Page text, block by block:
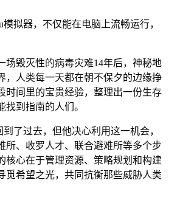
拟器，不仅能在电脑上流畅运行，
场毁灭性的病毒灾难14年后，神秘地
，人类每一天都在朝不保夕的边缘挣
时间里的宝贵经验，整理出一份生存
到指南的人们。
了过去，但他决心利用这一机会，
所、收罗人才、联合避难所等多个步
核心在于管理资源、策略规划和构建
觅希望之光，共同抗衡那些威胁人类